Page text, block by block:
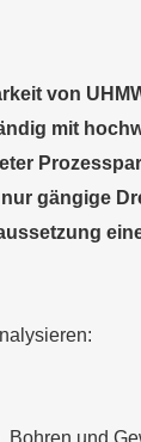
von
mit
gängige